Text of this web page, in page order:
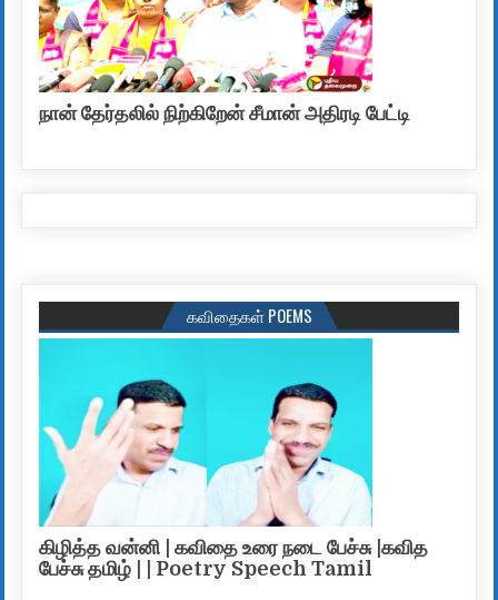
நான் தேர்தலில் நிற்கிறேன் சீமான் அதிரடி பேட்டி
கவிதைகள் POEMS
கிழித்த வன்னி | கவிதை உரை நடை பேச்சு |கவித
பேச்சு தமிழ் | | Poetry Speech Tamil